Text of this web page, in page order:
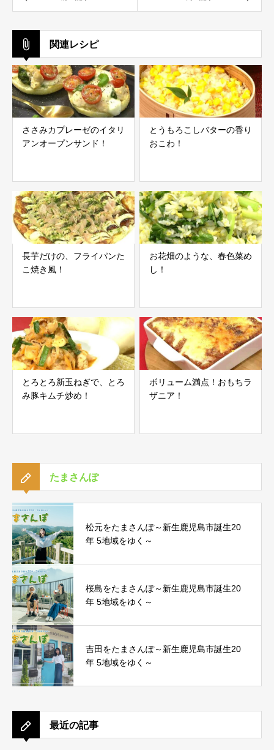
関連レシピ
ささみカプレーゼのイタリ
アンオープンサンド！
とうもろこしバターの香り
おこわ！
長芋だけの、フライパンた
こ焼き風！
お花畑のような、春色菜め
し！
とろとろ新玉ねぎで、とろ
み豚キムチ炒め！
ボリューム満点！おもちラ
ザニア！
たまさんぽ
松元をたまさんぽ～新生鹿児島市誕生20
年 5地域をゆく～
桜島をたまさんぽ～新生鹿児島市誕生20
年 5地域をゆく～
吉田をたまさんぽ～新生鹿児島市誕生20
年 5地域をゆく～
最近の記事